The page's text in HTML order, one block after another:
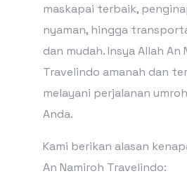
maskapai terbaik,
nyaman, hingga
dan mudah. Insya Allah An
Travelindo amanah dan
melayani perjalanan
Anda.
Kami berikan alasan
An Namiroh Travelindo: